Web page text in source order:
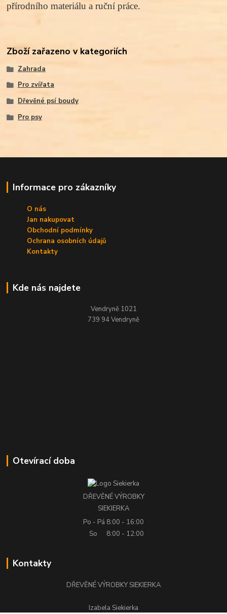
přírodního materiálu a ruční práce.
Zboží zařazeno v kategoriích
Zahrada
Pro zvířata
Dřevěné psí boudy
Pro psy
Informace pro zákazníky
O nás
Jan nakupovat
Obchodní podmínky
Ochrana osobních údajů
Kontakty
Kde nás najdete
Vendryně 1021
739 94 Vendryně
Otevírací doba
DŘEVĚNÉ VÝROBKY
SIEKIERKA
Po - Pá 8:00 - 16:00
So
8:00 - 12:00
Kontakty
DŘEVĚNÉ VÝROBKY SIEKIERKA
Izabela Siekierka